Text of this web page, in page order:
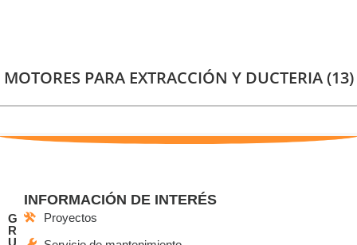
MOTORES PARA EXTRACCIÓN Y DUCTERIA(13)
G
R
U
INFORMACIÓN DE INTERÉS
Proyectos